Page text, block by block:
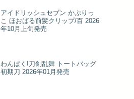
アイドリッシュセブン かぷりっ
こ ほおばる前髪クリップ/百 2026
年10月上旬発売
わんぱく!刀剣乱舞 トートバッグ
初期刀 2026年01月発売